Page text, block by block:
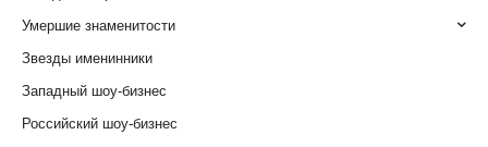
Умершие знаменитости
Звезды именинники
Западный шоу-бизнес
Российский шоу-бизнес